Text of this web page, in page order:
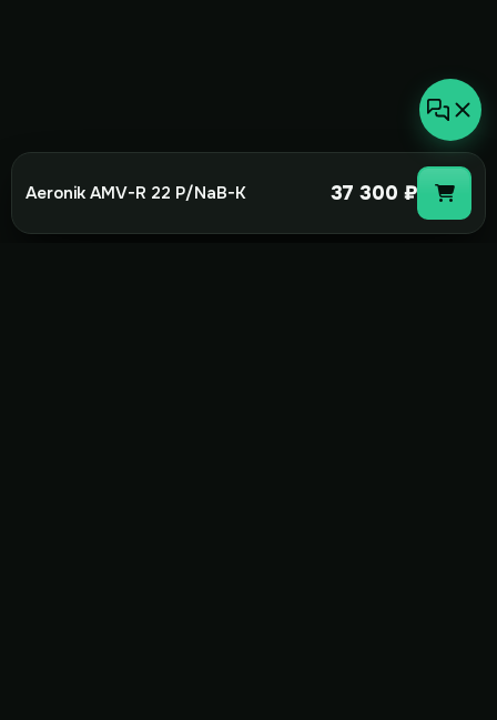
Aeronik AMV-R 22 P/NaB-K 37 300 ₽